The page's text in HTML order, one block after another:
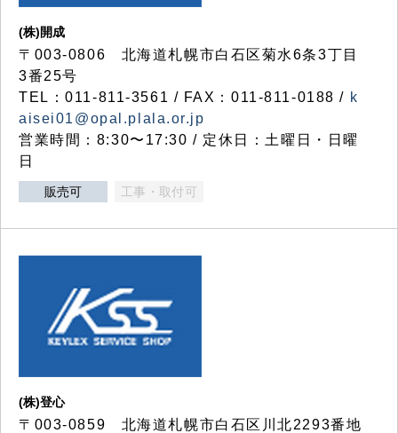
(株)開成
〒003-0806 北海道札幌市白石区菊水6条3丁目
3番25号
TEL：011-811-3561 / FAX：011-811-0188 / k
aisei01@opal.plala.or.jp
営業時間：8:30〜17:30 / 定休日：土曜日・日曜
日
販売可 工事・取付可
(株)登心
〒003-0859 北海道札幌市白石区川北2293番地